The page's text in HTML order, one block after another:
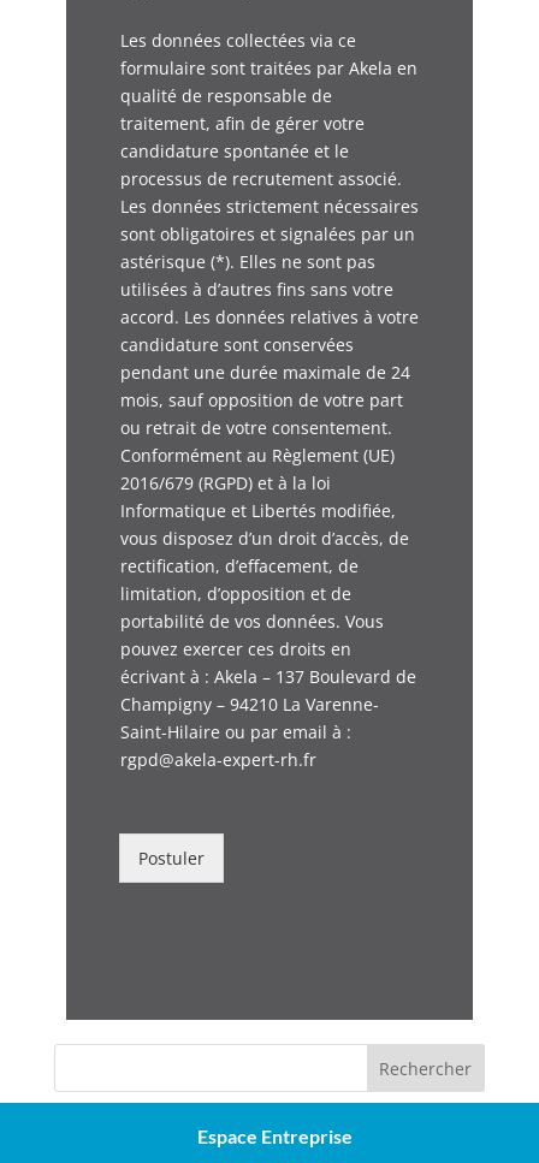
u
n
i
t
é
p
r
o
Les données collectées via ce
formulaire sont traitées par Akela en
qualité de responsable de
traitement, afin de gérer votre
candidature spontanée et le
processus de recrutement associé.
Les données strictement nécessaires
sont obligatoires et signalées par un
astérisque (*). Elles ne sont pas
utilisées à d’autres fins sans votre
accord. Les données relatives à votre
candidature sont conservées
pendant une durée maximale de 24
mois, sauf opposition de votre part
ou retrait de votre consentement.
Conformément au Règlement (UE)
2016/679 (RGPD) et à la loi
Informatique et Libertés modifiée,
vous disposez d’un droit d’accès, de
rectification, d’effacement, de
limitation, d’opposition et de
portabilité de vos données. Vous
pouvez exercer ces droits en
écrivant à : Akela – 137 Boulevard de
Champigny – 94210 La Varenne-
Saint-Hilaire ou par email à :
rgpd@akela-expert-rh.fr
Postuler
Rechercher
Espace Entreprise